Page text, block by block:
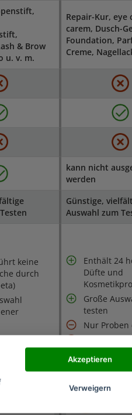
& Brow
u. v. m.
Repair-Kur, eye
carem, Dusch-
Foundation,
Creme,
kann nicht
werden
Günstige,
Auswahl zum
keine
durch
Enthält 24
Düfte und
Große
testen
Nur
Artikel
Akzeptieren
Verweigern